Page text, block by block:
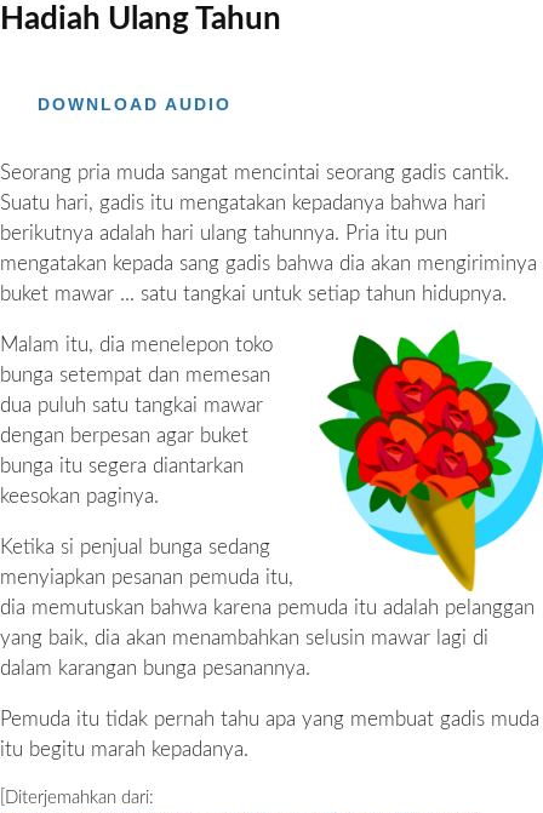
Hadiah Ulang Tahun
DOWNLOAD AUDIO
Seorang pria muda sangat mencintai seorang gadis cantik.
Suatu hari, gadis itu mengatakan kepadanya bahwa hari
berikutnya adalah hari ulang tahunnya. Pria itu pun
mengatakan kepada sang gadis bahwa dia akan mengiriminya
buket mawar ... satu tangkai untuk setiap tahun hidupnya.
Malam itu, dia menelepon toko
bunga setempat dan memesan
dua puluh satu tangkai mawar
dengan berpesan agar buket
bunga itu segera diantarkan
keesokan paginya.
Ketika si penjual bunga sedang
menyiapkan pesanan pemuda itu,
dia memutuskan bahwa karena pemuda itu adalah pelanggan
yang baik, dia akan menambahkan selusin mawar lagi di
dalam karangan bunga pesanannya.
Pemuda itu tidak pernah tahu apa yang membuat gadis muda
itu begitu marah kepadanya.
[Diterjemahkan dari: